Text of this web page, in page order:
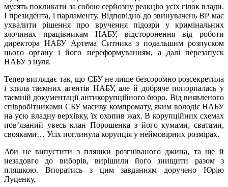
мусять покликати за собою серйозну реакцію усіх гілок влади.
І президента, і парламенту. Відповідно до звинувачень ВР має
ухвалити рішення про вручення підозри у кримінальних
злочинах працівникам НАБУ, відсторонення від роботи
директора НАБУ Артема Ситника з подальшим розпуском
цього органу і його переформуванням, а далі перезапуск
НАБУ з нуля.
Тепер виглядає так, що СБУ не лише безсоромно розсекретила
і злила таємних агентів НАБУ, але й добряче попорпалась у
таємній документації антикорупційного бюро. Від виявленого
співробітниками СБУ масиву компромату, яким володіє НАБУ
на усю владну верхівку, їх охопив жах. В корупційних схемах
пов’язаний увесь клан Порошенка з його кумами, сватами,
свояками… Усіх поглинула корупція у неймовірних розмірах.
Аби не випустити з пляшки розгніваного джина, та ще й
незадовго до виборів, вирішили його знищити разом з
пляшкою. Впоратись з цим завданням доручено Юрію
Луценку.